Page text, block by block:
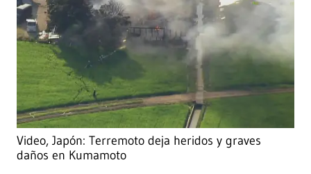
Video, Japón: Terremoto deja heridos y graves
daños en Kumamoto